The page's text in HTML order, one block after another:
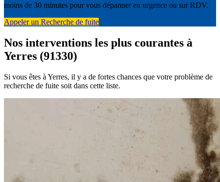
moins de 30 minutes pour vous dépanner en urgence ou sur RDV.
Appeler un Recherche de fuite
Nos interventions les plus courantes à
Yerres (91330)
Si vous êtes à Yerres, il y a de fortes chances que votre problème de
recherche de fuite soit dans cette liste.